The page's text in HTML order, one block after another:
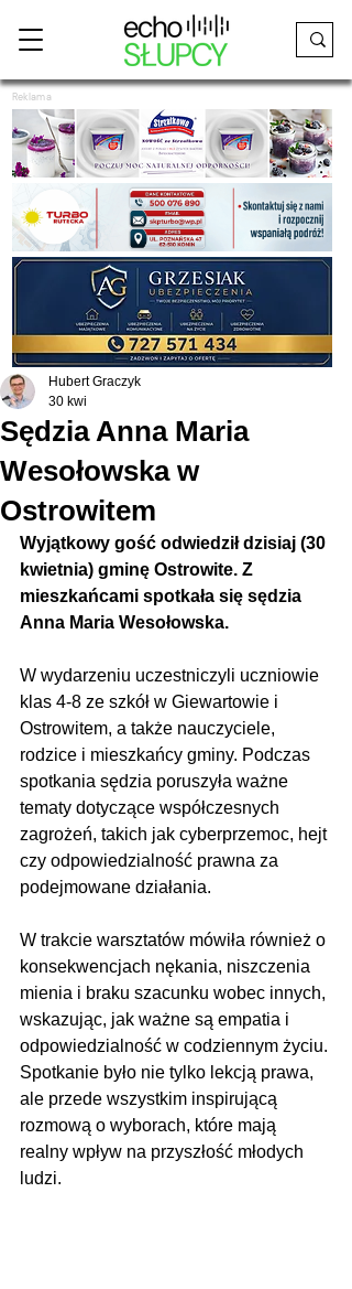
Reklama
Sędzia Anna Maria
Wesołowska w
Ostrowitem
Hubert Graczyk
30 kwi
Wyjątkowy gość odwiedził dzisiaj (30
kwietnia) gminę Ostrowite. Z
mieszkańcami spotkała się sędzia
Anna Maria Wesołowska.
W wydarzeniu uczestniczyli uczniowie
klas 4-8 ze szkół w Giewartowie i
Ostrowitem, a także nauczyciele,
rodzice i mieszkańcy gminy. Podczas
spotkania sędzia poruszyła ważne
tematy dotyczące współczesnych
zagrożeń, takich jak cyberprzemoc, hejt
czy odpowiedzialność prawna za
podejmowane działania.
W trakcie warsztatów mówiła również o
konsekwencjach nękania, niszczenia
mienia i braku szacunku wobec innych,
wskazując, jak ważne są empatia i
odpowiedzialność w codziennym życiu.
Spotkanie było nie tylko lekcją prawa,
ale przede wszystkim inspirującą
rozmową o wyborach, które mają
realny wpływ na przyszłość młodych
ludzi.